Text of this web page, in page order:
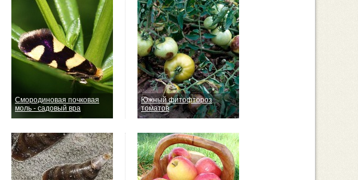
Смородиновая почковая
моль - садовый вра
Южный фитофтороз
томатов